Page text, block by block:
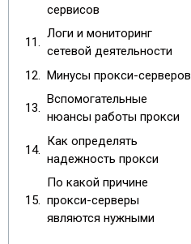
сервисов
Логи и мониторинг
сетевой деятельности
Минусы прокси-серверов
Вспомогательные
нюансы работы прокси
Как определять
надежность прокси
По какой причине
прокси-серверы
являются нужными